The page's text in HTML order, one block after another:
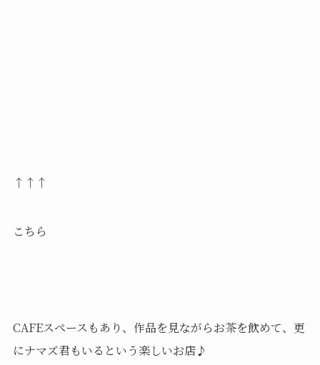
↑↑↑
こちら
CAFEスペースもあり、作品を見ながらお茶を飲めて、更
にナマズ君もいるという楽しいお店♪